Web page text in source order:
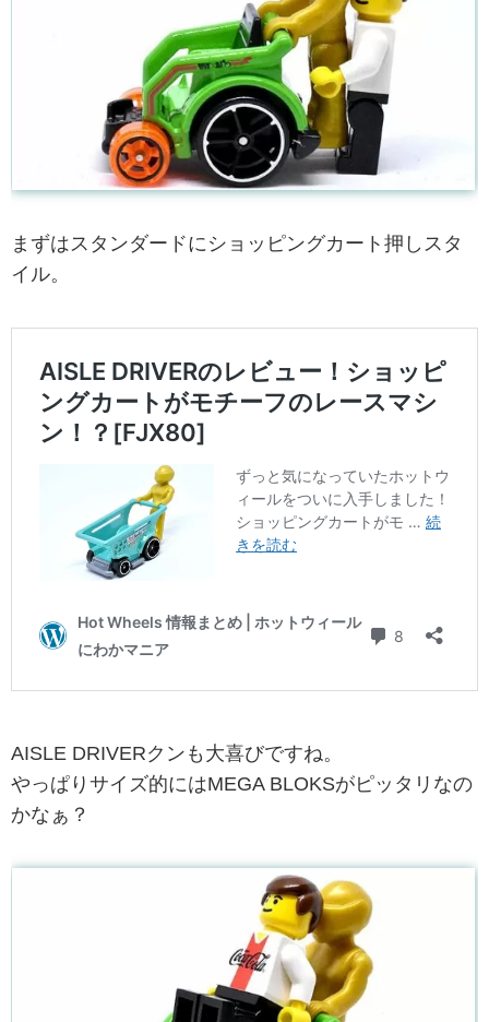
まずはスタンダードにショッピングカート押しスタ
イル。
AISLE DRIVERクンも大喜びですね。
やっぱりサイズ的にはMEGA BLOKSがピッタリなの
かなぁ？